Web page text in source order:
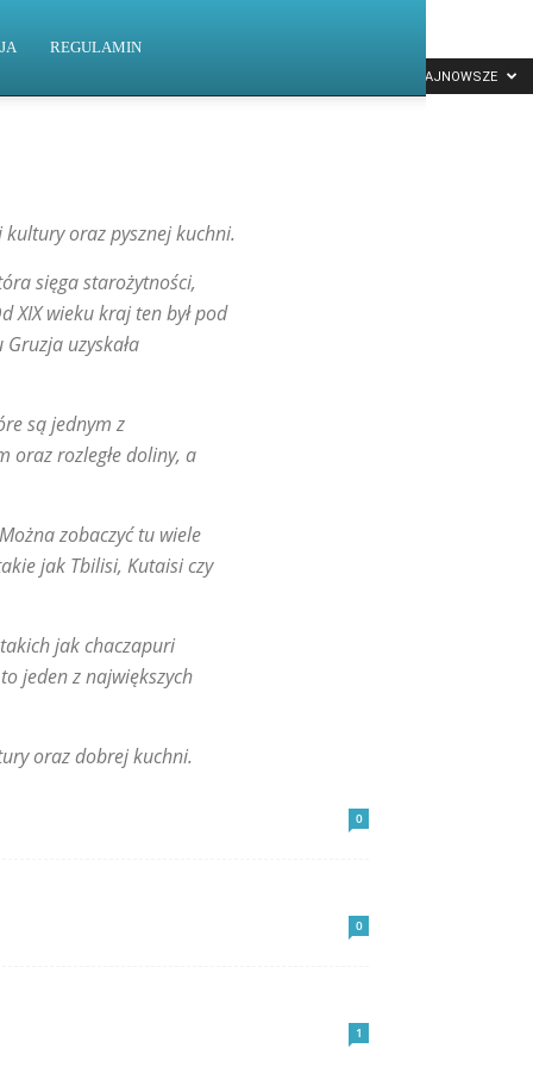
REGULAMIN
oraz pysznej kuchni.
sięga starożytności,
XIX wieku kraj ten był pod
uzyskała
są jednym z
oraz rozległe doliny, a
zobaczyć tu wiele
jak Tbilisi, Kutaisi czy
jak chaczapuri
jeden z największych
oraz dobrej kuchni.
NAJNOWSZE
0
0
1